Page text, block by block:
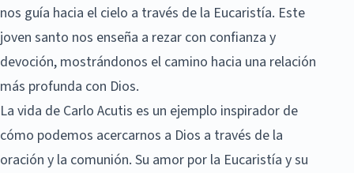
nos guía hacia el cielo a través de la Eucaristía. Este
joven santo nos enseña a rezar con confianza y
devoción, mostrándonos el camino hacia una relación
más profunda con Dios.
La vida de Carlo Acutis es un ejemplo inspirador de
cómo podemos acercarnos a Dios a través de la
oración y la comunión. Su amor por la Eucaristía y su